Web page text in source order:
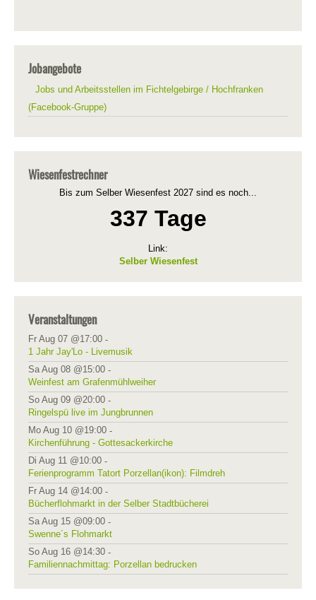
Jobangebote
Jobs und Arbeitsstellen im Fichtelgebirge / Hochfranken
(Facebook-Gruppe)
Wiesenfestrechner
Bis zum Selber Wiesenfest 2027 sind es noch...
337 Tage
Link:
Selber Wiesenfest
Veranstaltungen
Fr Aug 07 @17:00 -
1 Jahr Jay'Lo - Livemusik
Sa Aug 08 @15:00 -
Weinfest am Grafenmühlweiher
So Aug 09 @20:00 -
Ringelspü live im Jungbrunnen
Mo Aug 10 @19:00 -
Kirchenführung - Gottesackerkirche
Di Aug 11 @10:00 -
Ferienprogramm Tatort Porzellan(ikon): Filmdreh
Fr Aug 14 @14:00 -
Bücherflohmarkt in der Selber Stadtbücherei
Sa Aug 15 @09:00 -
Swenne´s Flohmarkt
So Aug 16 @14:30 -
Familiennachmittag: Porzellan bedrucken